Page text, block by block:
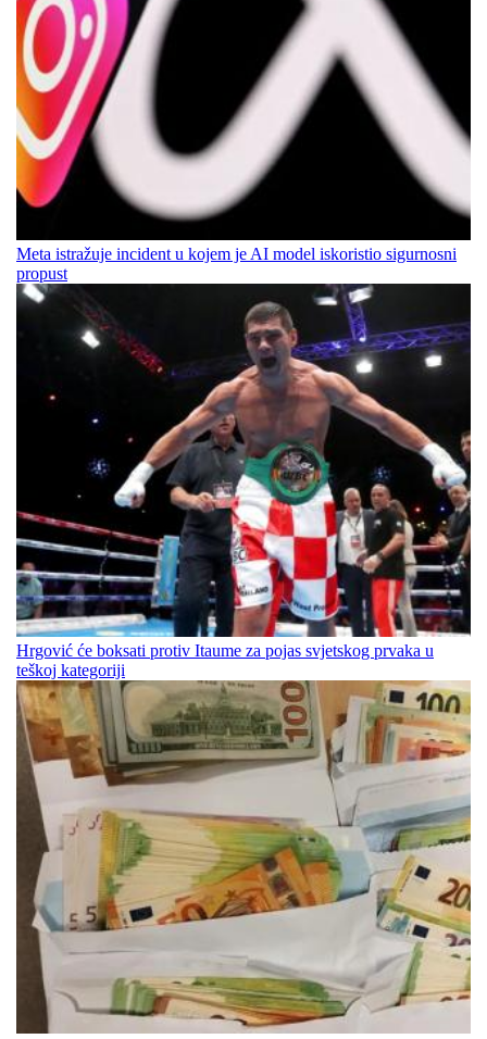
Meta istražuje incident u kojem je AI model iskoristio sigurnosni
propust
Hrgović će boksati protiv Itaume za pojas svjetskog prvaka u
teškoj kategoriji